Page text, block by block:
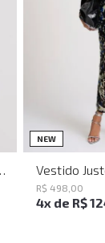
NEW PP
R$ 498 00
4x de R$